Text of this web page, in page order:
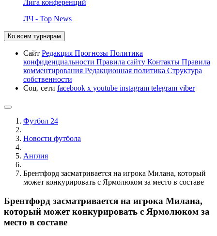
Лига конференций
ЛЧ - Top News
Ко всем турнирам
Сайт Редакция Прогнозы Политика
конфиденциальности Правила сайту Контакты Правила
комментирования Редакционная политика Структура
собственности
Соц. сети facebook x youtube instagram telegram viber
Футбол 24
Новости футбола
Англия
Брентфорд засматривается на игрока Милана, который
может конкурировать с Ярмолюком за место в составе
Брентфорд засматривается на игрока Милана,
который может конкурировать с Ярмолюком за
место в составе